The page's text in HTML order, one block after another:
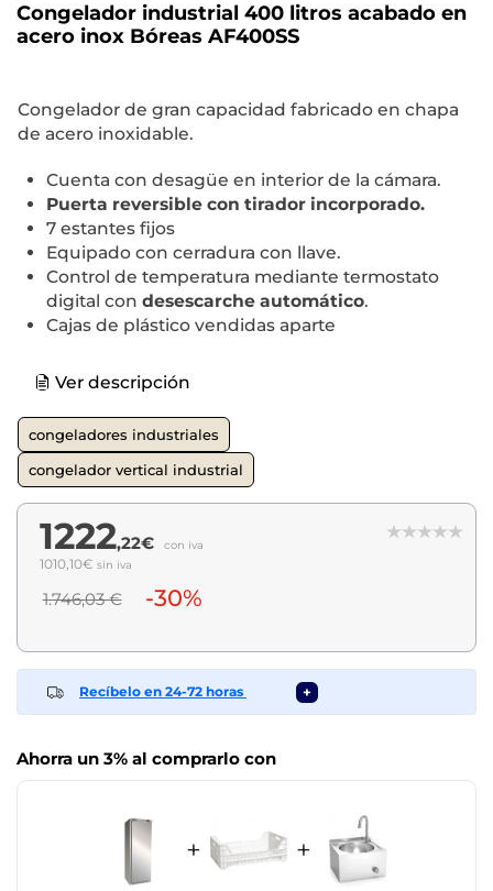
Congelador industrial 400 litros acabado en
acero inox Bóreas AF400SS
Congelador de gran capacidad fabricado en chapa
de acero inoxidable.
Cuenta con desagüe en interior de la cámara.
Puerta reversible con tirador incorporado.
7 estantes fijos
Equipado con cerradura con llave.
Control de temperatura mediante termostato
digital con desescarche automático.
Cajas de plástico vendidas aparte
Ver descripción
congeladores industriales
congelador vertical industrial
1222,22€ con iva
1010,10€ sin iva
1.746,03 € -30%
Recíbelo en 24-72 horas +
Ahorra un 3% al comprarlo con
+ +